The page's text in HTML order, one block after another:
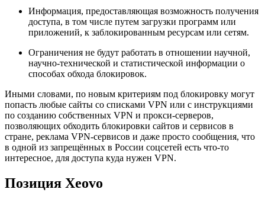
Информация, предоставляющая возможность получения
доступа, в том числе путем загрузки программ или
приложений, к заблокированным ресурсам или сетям.
Ограничения не будут работать в отношении научной,
научно-технической и статистической информации о
способах обхода блокировок.
Иными словами, по новым критериям под блокировку могут
попасть любые сайты со списками VPN или с инструкциями
по созданию собственных VPN и прокси-серверов,
позволяющих обходить блокировки сайтов и сервисов в
стране, реклама VPN-сервисов и даже просто сообщения, что
в одной из запрещённых в России соцсетей есть что-то
интересное, для доступа куда нужен VPN.
Позиция Xeovo